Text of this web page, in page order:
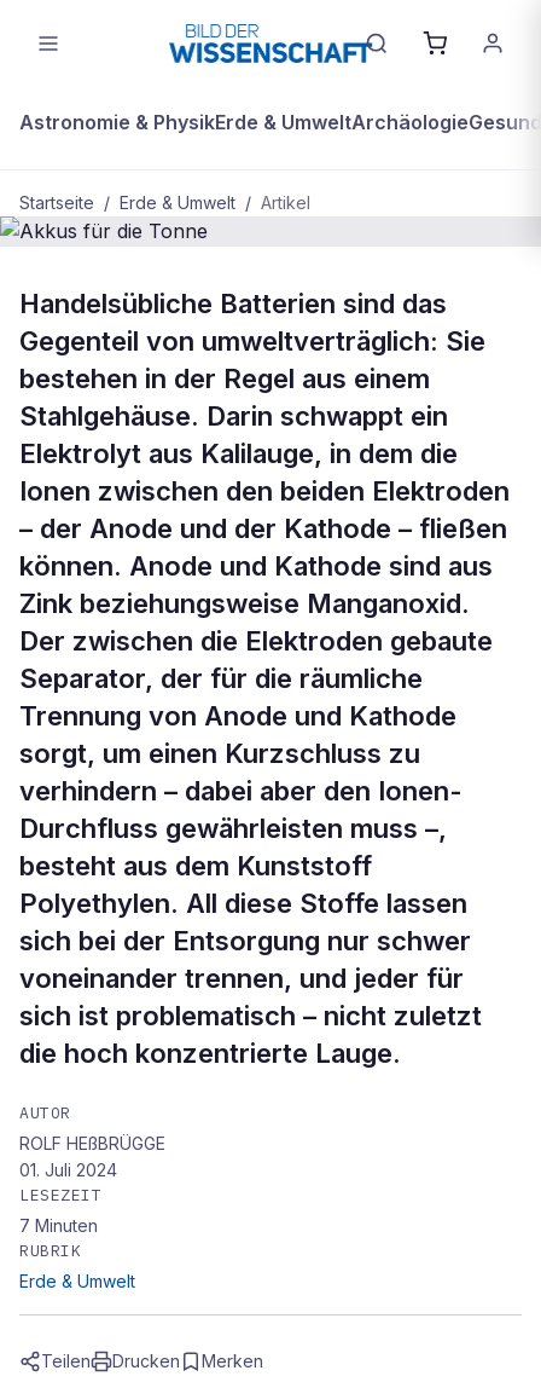
Astronomie & PhysikErde & UmweltArchäologie
Startseite / Erde & Umwelt / Artikel
ERDE & UMWELT
Akkus für die Tonne
Handelsübliche Batterien sind das
Gegenteil von umweltverträglich: Sie
bestehen in der Regel aus einem
Stahlgehäuse. Darin schwappt ein
Elektrolyt aus Kalilauge, in dem die
Ionen zwischen den beiden Elektroden
– der Anode und der Kathode – fließen
können. Anode und Kathode sind aus
Zink beziehungsweise Manganoxid.
Der zwischen die Elektroden gebaute
Separator, der für die räumliche
Trennung von Anode und Kathode
sorgt, um einen Kurzschluss zu
verhindern – dabei aber den Ionen-
Durchfluss gewährleisten muss –,
besteht aus dem Kunststoff
Polyethylen. All diese Stoffe lassen
sich bei der Entsorgung nur schwer
voneinander trennen, und jeder für
sich ist problematisch – nicht zuletzt
die hoch konzentrierte Lauge.
AUTOR
ROLF HEßBRÜGGE
01. Juli 2024
LESEZEIT
7 Minuten
RUBRIK
Erde & Umwelt
Teilen Drucken Merken